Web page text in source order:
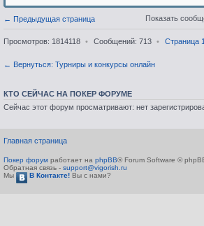
← Предыдущая страница Показать
Просмотров: 1814118 • Сообщений: 713 • Страница
← Вернуться: Турниры и конкурсы онлайн
КТО СЕЙЧАС НА ПОКЕР ФОРУМЕ
Сейчас этот форум просматривают: нет
Главная страница
Покер форум работает на phpBB® Forum Software ©
Обратная связь - support@vigorish.ru
Мы
В Контакте! Вы с нами?